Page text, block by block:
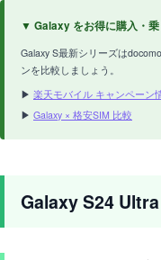
▼ Galaxy をお得に購入・乗
Galaxy S最新シリーズは
ンを比較しましょう。
▶ 楽天モバイル キャンペーン
▶ Galaxy × 格安SIM 比較
Galaxy S24